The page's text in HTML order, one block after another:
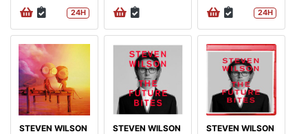
24H 24H
STEVEN WILSON
STEVEN WILSON
STEVEN WILSON